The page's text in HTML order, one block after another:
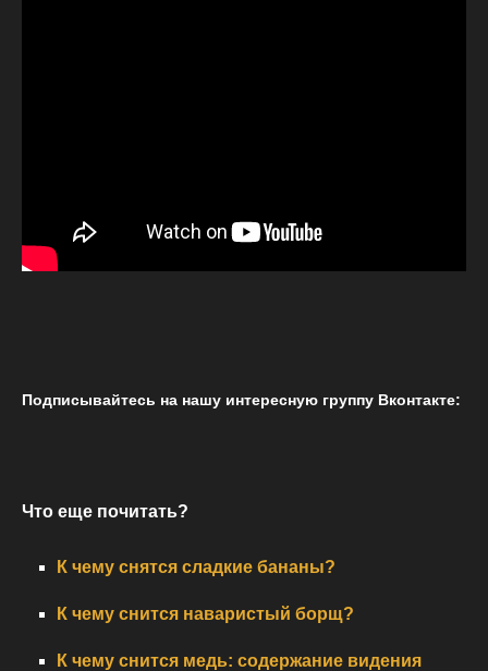
Подписывайтесь на нашу интересную группу Вконтакте:
Что еще почитать?
К чему снятся сладкие бананы?
К чему снится наваристый борщ?
К чему снится медь: содержание видения